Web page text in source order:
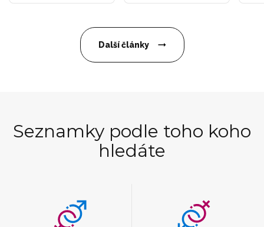
Další články
Seznamky podle toho koho
hledáte